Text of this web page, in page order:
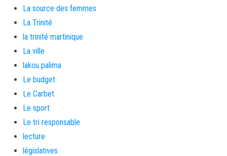
La source des femmes
La Trinité
la trinité martinique
La ville
lakou palima
Le budget
Le Carbet
Le sport
Le tri responsable
lecture
législatives